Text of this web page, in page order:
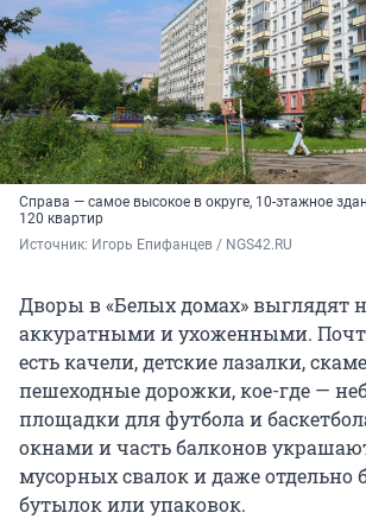
Справа — самое высокое в округе, 10-этажное
120 квартир
Источник: Игорь Епифанцев / NGS42.RU
Дворы в «Белых домах» выглядят
аккуратными и ухоженными.
есть качели, детские лазалки,
пешеходные дорожки, кое-где —
площадки для футбола и
окнами и часть балконов
мусорных свалок и даже
бутылок или упаковок.